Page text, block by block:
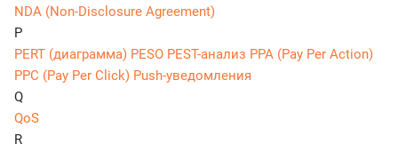
NDA (Non-Disclosure Agreement)
P
PERT (диаграмма) PESO PEST-анализ PPA (Pay Per Action)
PPC (Pay Per Click) Push-уведомления
Q
QoS
R